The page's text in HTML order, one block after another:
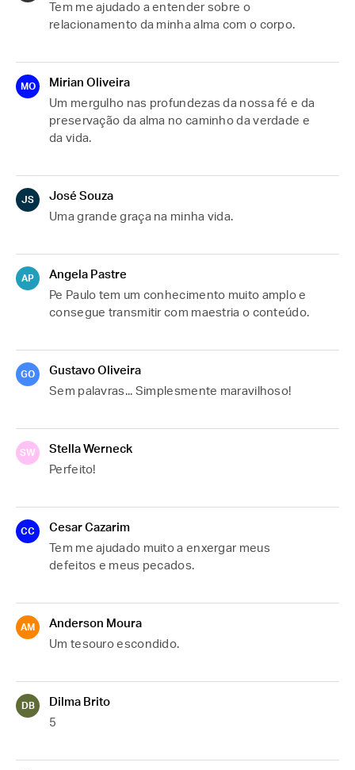
Tem me ajudado a entender sobre o
relacionamento da minha alma com o corpo.
MO
Mirian Oliveira
Um mergulho nas profundezas da nossa fé e da
preservação da alma no caminho da verdade e
da vida.
JS
José Souza
Uma grande graça na minha vida.
AP
Angela Pastre
Pe Paulo tem um conhecimento muito amplo e
consegue transmitir com maestria o conteúdo.
GO
Gustavo Oliveira
Sem palavras... Simplesmente maravilhoso!
SW
Stella Werneck
Perfeito!
CC
Cesar Cazarim
Tem me ajudado muito a enxergar meus
defeitos e meus pecados.
AM
Anderson Moura
Um tesouro escondido.
DB
Dilma Brito
5